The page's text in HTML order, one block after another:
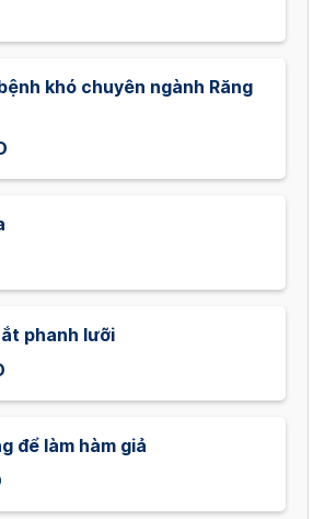
khó chuyên ngành Răng
phanh lưỡi
để làm hàm giả